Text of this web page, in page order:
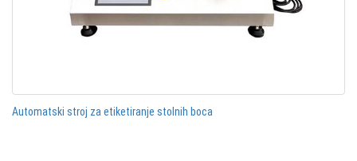
Automatski stroj za etiketiranje stolnih boca